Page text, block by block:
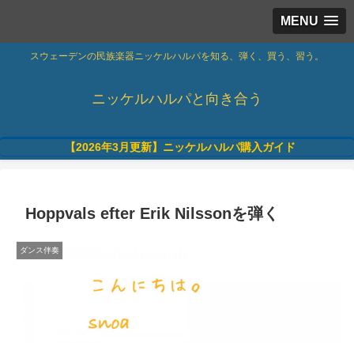
MENU
スウェーデンの民族楽器ニッケルハルパを知る、弾く、買う、習う。
ニッケルハルパと向き合う
【2026年3月更新】ニッケルハルパ購入ガイド
Hoppvals efter Erik Nilssonを弾く
ダンス伴奏